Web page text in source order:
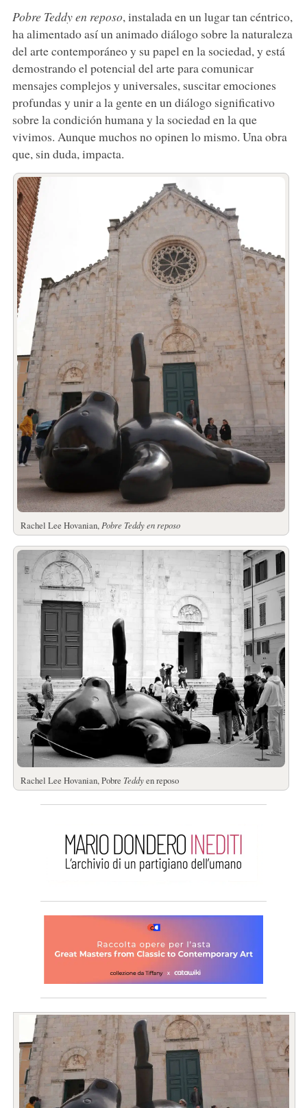
Pobre Teddy en reposo, instalada en un lugar tan céntrico,
ha alimentado así un animado diálogo sobre la naturaleza
del arte contemporáneo y su papel en la sociedad, y está
demostrando el potencial del arte para comunicar
mensajes complejos y universales, suscitar emociones
profundas y unir a la gente en un diálogo significativo
sobre la condición humana y la sociedad en la que
vivimos. Aunque muchos no opinen lo mismo. Una obra
que, sin duda, impacta.
Rachel Lee Hovanian, Pobre Teddy en reposo
Rachel Lee Hovanian, Pobre Teddyen reposo